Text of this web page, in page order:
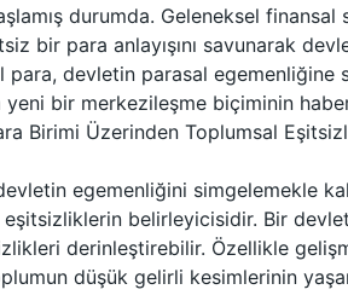
durumda. Geleneksel finansal
bir para anlayışını savunarak
para, devletin parasal
yeni bir merkezileşme biçiminin
Birimi Üzerinden Toplumsal
egemenliğini simgelemekle
eşitsizliklerin belirleyicisidir. Bir
derinleştirebilir. Özellikle
düşük gelirli kesimlerinin